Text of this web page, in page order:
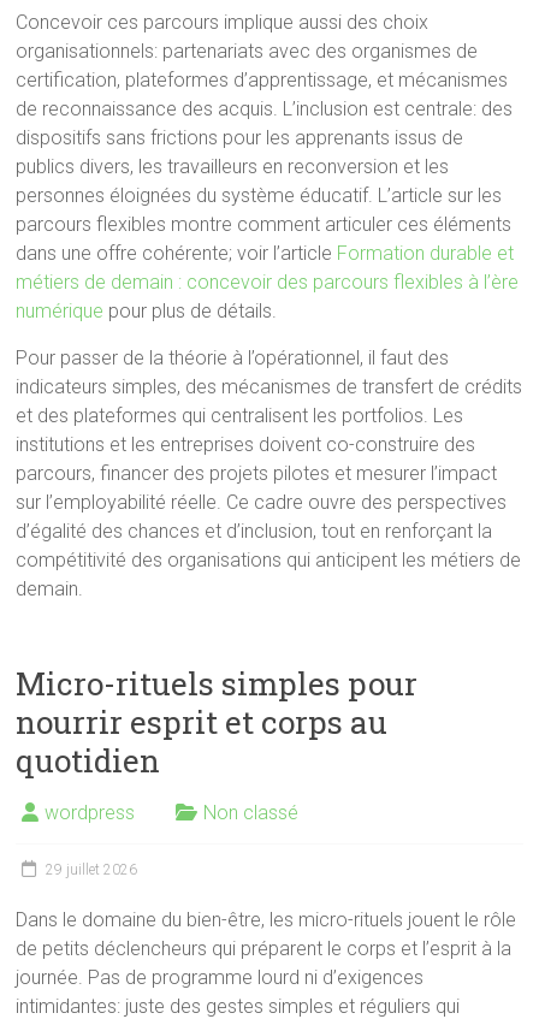
Concevoir ces parcours implique aussi des choix
organisationnels: partenariats avec des organismes de
certification, plateformes d’apprentissage, et mécanismes
de reconnaissance des acquis. L’inclusion est centrale: des
dispositifs sans frictions pour les apprenants issus de
publics divers, les travailleurs en reconversion et les
personnes éloignées du système éducatif. L’article sur les
parcours flexibles montre comment articuler ces éléments
dans une offre cohérente; voir l’article Formation durable et
métiers de demain : concevoir des parcours flexibles à l’ère
numérique pour plus de détails.
Pour passer de la théorie à l’opérationnel, il faut des
indicateurs simples, des mécanismes de transfert de crédits
et des plateformes qui centralisent les portfolios. Les
institutions et les entreprises doivent co-construire des
parcours, financer des projets pilotes et mesurer l’impact
sur l’employabilité réelle. Ce cadre ouvre des perspectives
d’égalité des chances et d’inclusion, tout en renforçant la
compétitivité des organisations qui anticipent les métiers de
demain.
Micro-rituels simples pour
nourrir esprit et corps au
quotidien
wordpress Non classé
29 juillet 2026
Dans le domaine du bien-être, les micro-rituels jouent le rôle
de petits déclencheurs qui préparent le corps et l’esprit à la
journée. Pas de programme lourd ni d’exigences
intimidantes: juste des gestes simples et réguliers qui